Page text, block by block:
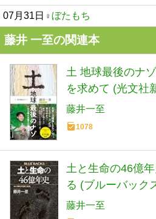
07月31日 ぼたもち
藤井 一至の関連本
土 地球最後のナ
を求めて (光文社
藤井一至
1078
土と生命の46億
る (ブルーバック
藤井一至